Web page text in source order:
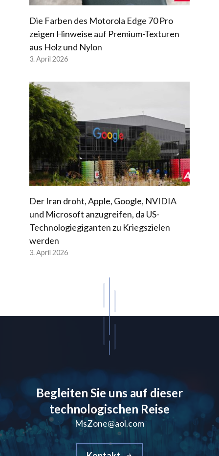
Die Farben des Motorola Edge 70 Pro
zeigen Hinweise auf Premium-Texturen
aus Holz und Nylon
3. April 2026
Der Iran droht, Apple, Google, NVIDIA
und Microsoft anzugreifen, da US-
Technologiegiganten zu Kriegszielen
werden
3. April 2026
Begleiten Sie uns auf dieser
technologischen Reise
MsZone@aol.com